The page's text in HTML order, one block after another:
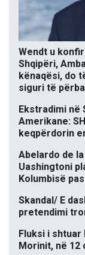
Wendt u
Shqipëri,
kënaqësi, do
siguri të
Ekstradimi në
Amerikane:
keqpërdorin
Abelardo de
Uashingtoni
Kolumbisë
Skandal/ E
pretendimi
Fluksi i
Morinit, në 12